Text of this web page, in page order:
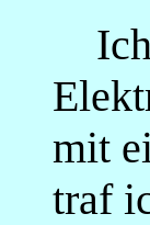
Ich
mit
traf